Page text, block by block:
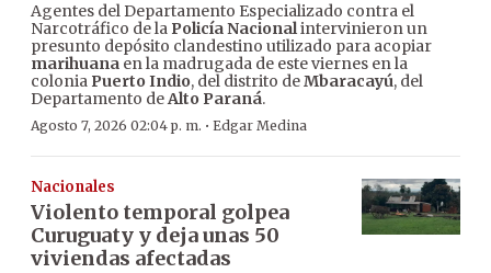
Agentes del Departamento Especializado contra el
Narcotráfico de la Policía Nacionalintervinieron un
presunto depósito clandestino utilizado para acopiar
marihuana en la madrugada de este viernes en la
colonia Puerto Indio, del distrito deMbaracayú, del
Departamento deAlto Paraná.
Agosto 7, 2026 02:04 p. m. · Edgar Medina
Nacionales
Violento temporal golpea
Curuguaty y deja unas 50
viviendas afectadas